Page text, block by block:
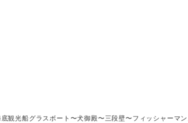
観光船グラスボート〜犬御殿〜三段壁〜フィッシャーマ